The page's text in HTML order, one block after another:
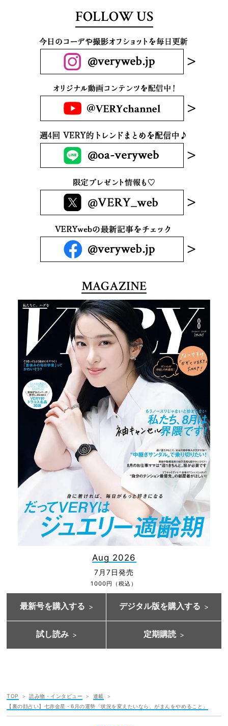
FOLLOW US
MAGAZINE
Aug 2026
7月7日発売
1000円（税込）
最新号を購入する デジタル版を購入する
試し読み 定期購読
TOP 読み物・インタビュー
連載
【裏の顔占い】七赤金星・6月の運勢「状況を変えたいなら、がまんをやめること」